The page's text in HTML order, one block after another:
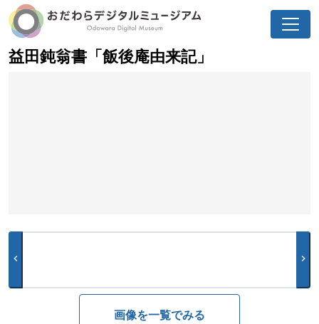
益田鈍翁書「飯後庵由来記」
chevron_left chevron_right
画像を一覧でみる